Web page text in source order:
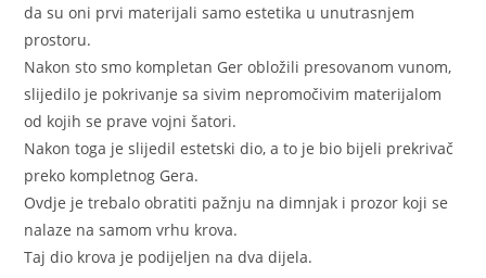
da su oni prvi materijali samo estetika u unutrasnjem
prostoru.
Nakon sto smo kompletan Ger obložili presovanom vunom,
slijedilo je pokrivanje sa sivim nepromočivim materijalom
od kojih se prave vojni šatori.
Nakon toga je slijedil estetski dio, a to je bio bijeli prekrivač
preko kompletnog Gera.
Ovdje je trebalo obratiti pažnju na dimnjak i prozor koji se
nalaze na samom vrhu krova.
Taj dio krova je podijeljen na dva dijela.